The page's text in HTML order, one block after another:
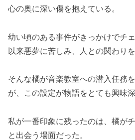
心の奥に深い傷を抱えている。
幼い頃のある事件がきっかけでチ
以来悪夢に苦しみ、人との関わり
そんな橘が音楽教室への潜入任務
が、この設定が物語をとても興味
私が一番印象に残ったのは、橘が
と出会う場面だった。